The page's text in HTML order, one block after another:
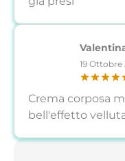
19 Ottobre
Crema corposa
bell'effetto